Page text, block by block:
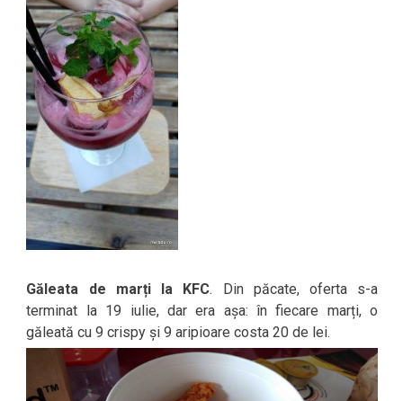
Găleata de marți la KFC. Din păcate, oferta s-a
terminat la 19 iulie, dar era așa: în fiecare marți, o
găleată cu 9 crispy și 9 aripioare costa 20 de lei.